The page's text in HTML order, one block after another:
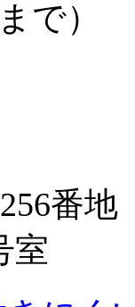
で）
番地
室